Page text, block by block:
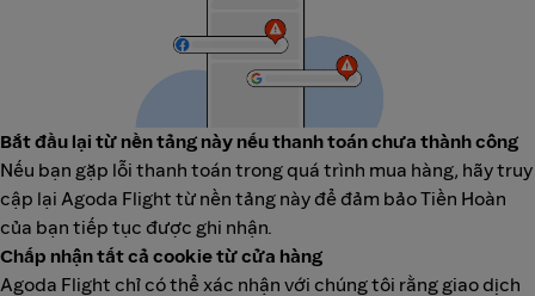
Bắt đầu lại từ nền tảng này nếu thanh toán chưa thành công
Nếu bạn gặp lỗi thanh toán trong quá trình mua hàng, hãy truy
cập lại Agoda Flight từ nền tảng này để đảm bảo Tiền Hoàn
của bạn tiếp tục được ghi nhận.
Chấp nhận tất cả cookie từ cửa hàng
Agoda Flight chỉ có thể xác nhận với chúng tôi rằng giao dịch